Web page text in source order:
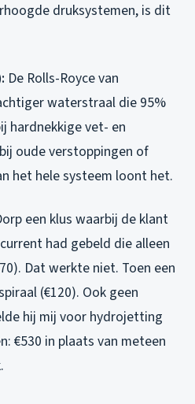
druksystemen, is dit
De Rolls-Royce van
waterstraal die 95%
hardnekkige vet- en
oude verstoppingen of
het hele systeem loont het.
een klus waarbij de klant
had gebeld die alleen
Dat werkte niet. Toen een
(€120). Ook geen
hij mij voor hydrojetting
€530 in plaats van meteen